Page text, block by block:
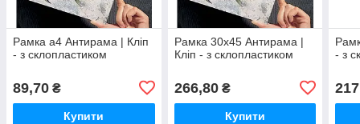
Рамка а4 Антирама | Кліп
- з склопластиком
89,70 ₴
Купити
Рамка 30х45 Антирама |
Кліп - з склопластиком
266,80₴
Купити
- з